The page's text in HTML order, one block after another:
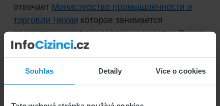
Souhlas Detaily Více o cookies
отвечает Министерство промышленности и
торговли Чехии которое занимается
рассмотрением всех заявок на участие. В чем
заключаются главные преимущества? При
соблюдении установленных условий
программа гарантирует вам право подать
заявление на получение вида на жительство
вместе с членами семьи а также обеспечивает